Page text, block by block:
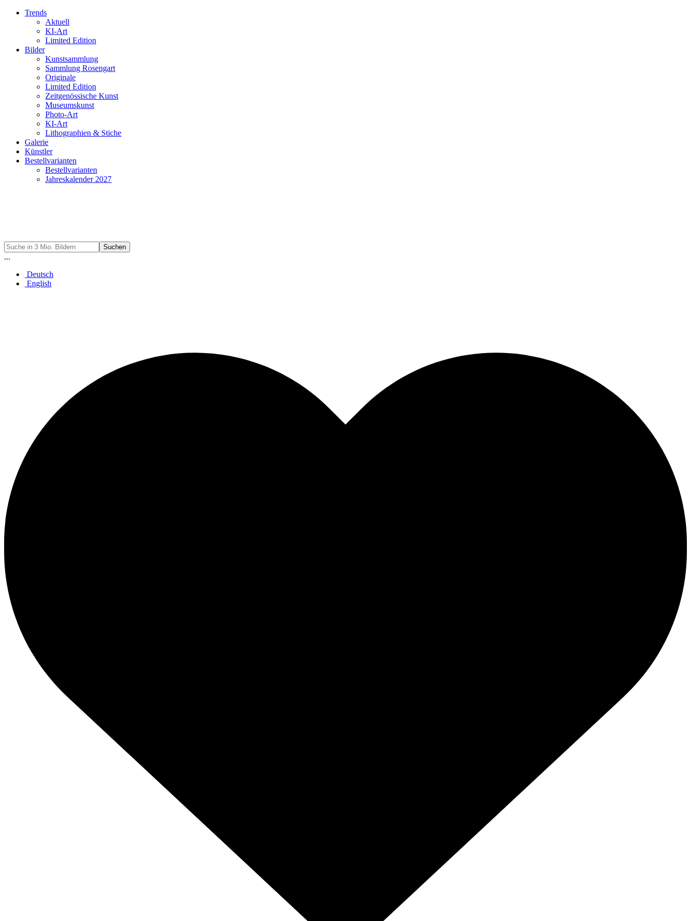
Trends
Aktuell
KI-Art
Limited Edition
Bilder
Kunstsammlung
Sammlung Rosengart
Originale
Limited Edition
Zeitgenössische Kunst
Museumskunst
Photo-Art
KI-Art
Lithographien & Stiche
Galerie
Künstler
Bestellvarianten
Bestellvarianten
Jahreskalender 2027
Suchen
...
Deutsch
English